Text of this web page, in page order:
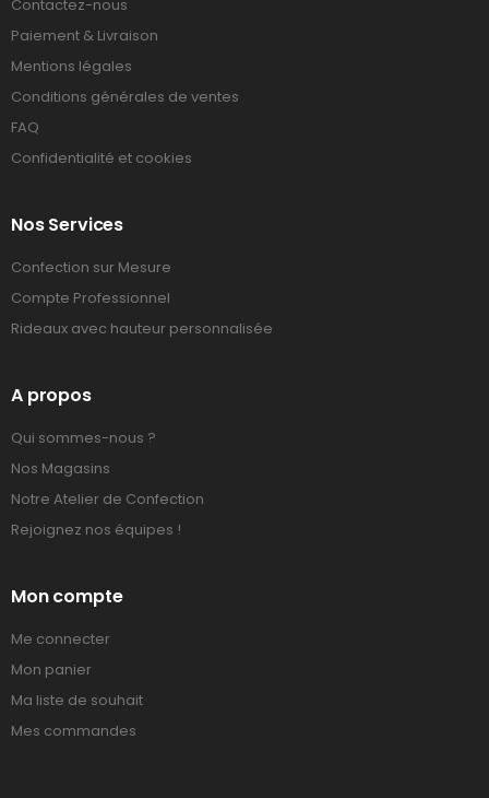
Contactez-nous
Paiement & Livraison
Mentions légales
Conditions générales de ventes
FAQ
Confidentialité et cookies
Nos Services
Confection sur Mesure
Compte Professionnel
Rideaux avec hauteur personnalisée
A propos
Qui sommes-nous ?
Nos Magasins
Notre Atelier de Confection
Rejoignez nos équipes !
Mon compte
Me connecter
Mon panier
Ma liste de souhait
Mes commandes